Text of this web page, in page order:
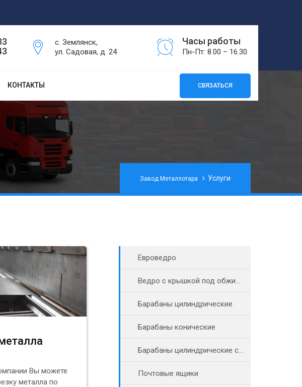
с. Землянск,
ул. Садовая, д. 24
Часы работы
Пн-Пт: 8.00 – 16.30
СВЯЗАТЬСЯ
КОНТАКТЫ
Завод Металлотара Услуги
Вы можете
металла по
Евроведро
Ведро с крышкой под обжимное кольцо
Барабаны цилиндрические
Барабаны конические
Барабаны цилиндрические с винтовыми пробками
Почтовые ящики